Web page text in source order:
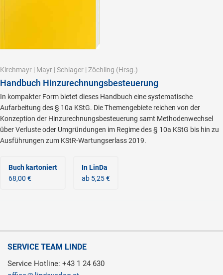
Kirchmayr | Mayr | Schlager | Zöchling (Hrsg.)
Handbuch Hinzurechnungsbesteuerung
In kompakter Form bietet dieses Handbuch eine systematische
Aufarbeitung des § 10a KStG. Die Themengebiete reichen von der
Konzeption der Hinzurechnungsbesteuerung samt Methodenwechsel
über Verluste oder Umgründungen im Regime des § 10a KStG bis hin zu
Ausführungen zum KStR-Wartungserlass 2019.
Buch kartoniert
68,00 €
In LinDa
ab 5,25 €
SERVICE TEAM LINDE
Service Hotline: +43 1 24 630